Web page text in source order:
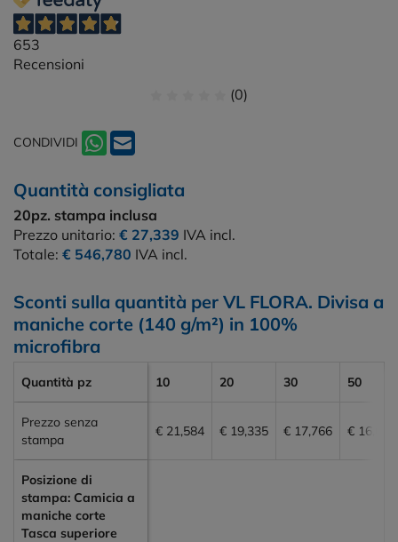
653
Recensioni
(0)
CONDIVIDI
Quantità consigliata
20pz. stampa inclusa
Prezzo unitario: € 27,339 IVA incl.
Totale: € 546,780 IVA incl.
Sconti sulla quantità per VL FLORA. Divisa a
maniche corte (140 g/m²) in 100%
microfibra
Quantità pz 10 20 30 50
Prezzo senza
stampa
€ 21,584 € 19,335 € 17,766 € 16,665
Posizione di
stampa: Camicia a
maniche corte
Tasca superiore